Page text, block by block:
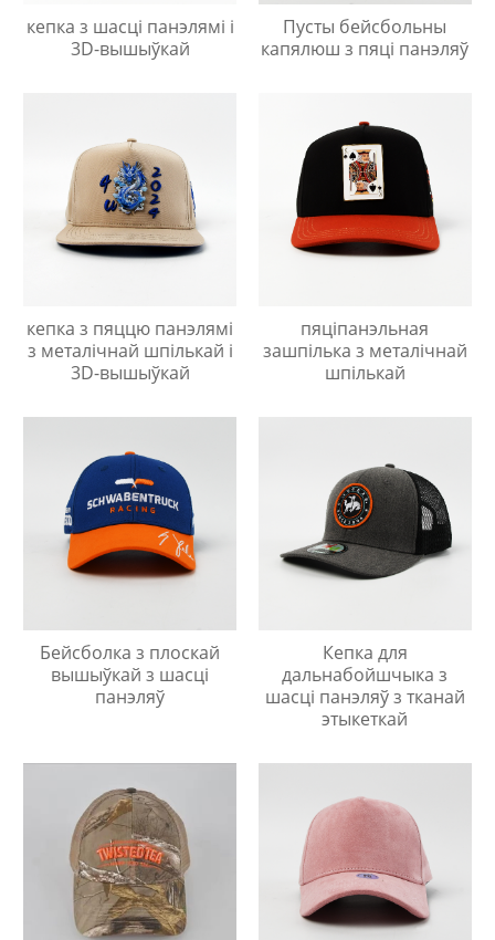
кепка з шасці панэлямі і
3D-вышыўкай
Пусты бейсбольны
капялюш з пяці панэляў
кепка з пяццю панэлямі
з металічнай шпількай і
3D-вышыўкай
пяціпанэльная
зашпілька з металічнай
шпількай
Бейсболка з плоскай
вышыўкай з шасці
панэляў
Кепка для
дальнабойшчыка з
шасці панэляў з тканай
этыкеткай